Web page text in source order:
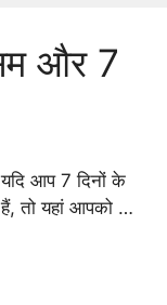
और 7
आप 7 दिनों के
हैं, तो यहां आपको …